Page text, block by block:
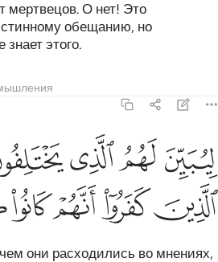
мертвецов. О нет! Это
обещанию, но
этого.
ليبين لهم الذي يختلفون فيه وليعلم الذين
لِيُبَيِّنَ لَهُمُ ٱلَّذِى يَخْتَلِفُونَ فِيهِ وَلِيَعْلَمَ
ﲧ ﲨﲩ
ﲭﲮﲯﲰ
они расходились во мнениях,